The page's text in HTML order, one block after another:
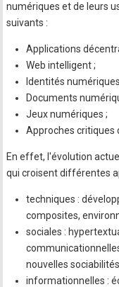
numériques et de leurs
suivants :
Applications
Web intelligent ;
Identités
Documents
Jeux numériques ;
Approches critiques
En effet, l'évolution
qui croisent différentes
techniques :
composites,
sociales :
nouvelles
informationnelles :